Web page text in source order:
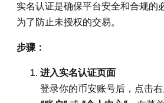
实名认证是确保平台安全和合规的
为了防止未授权的交易。
步骤：
进入实名认证页面
登录你的币安账号后，点击